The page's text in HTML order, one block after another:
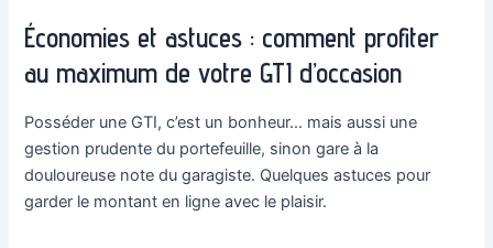
Économies et astuces : comment profiter
au maximum de votre GTI d’occasion
Posséder une GTI, c’est un bonheur… mais aussi une
gestion prudente du portefeuille, sinon gare à la
douloureuse note du garagiste. Quelques astuces pour
garder le montant en ligne avec le plaisir.